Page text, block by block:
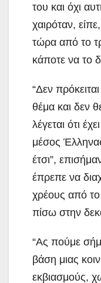
του και όχι
χαιρόταν,
τώρα από το
κάποτε να το
“Δεν
θέμα και δεν
λέγεται ότι
μέσος
έτσι”,
έπρεπε να
χρέους από
πίσω στην
“Ας πούμε
βάση μιας
εκβιασμούς,